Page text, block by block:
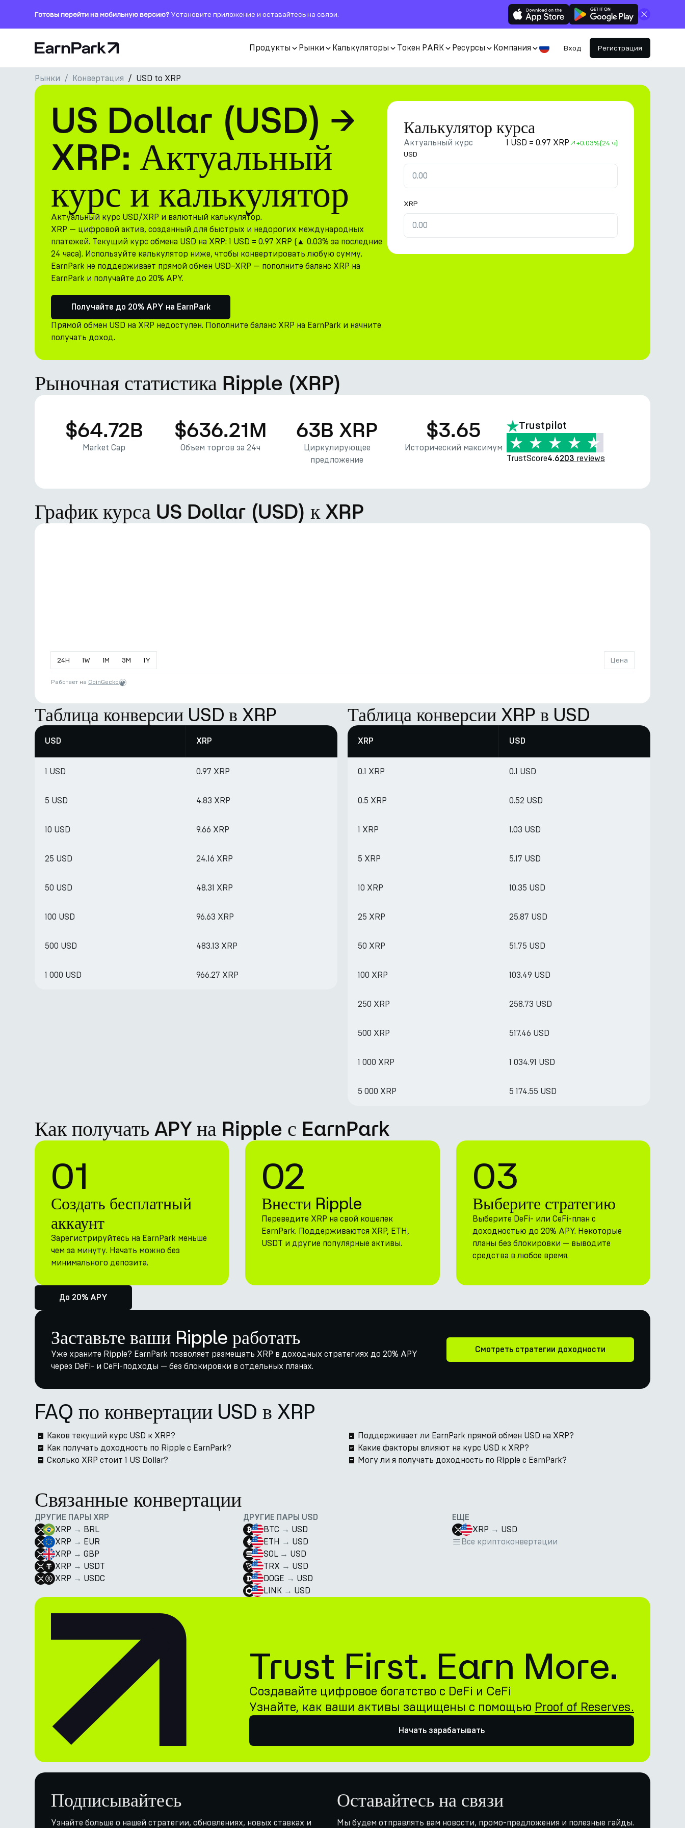
Готовы перейти на мобильную версию? Установите приложение и оставайтесь на связи. Закрыть
Главная страница Продукты Рынки Калькуляторы Токен PARK Ресурсы Компания Вход Регистрация
Продукты
Рынки
Калькуляторы
Токен PARK
Ресурсы
Компания
Рынки Конвертация USD to XRP
US Dollar (USD) →
XRP: Актуальный
курс и калькулятор
Актуальный курс USD/XRP и валютный калькулятор.
XRP — цифровой актив, созданный для быстрых и недорогих международных
платежей. Текущий курс обмена USD на XRP: 1 USD = 0.97 XRP (▲ 0.03% за последние
24 часа). Используйте калькулятор ниже, чтобы конвертировать любую сумму.
EarnPark не поддерживает прямой обмен USD–XRP — пополните баланс XRP на
EarnPark и получайте до 20% APY.
Получайте до 20% APY на EarnPark
Прямой обмен USD на XRP недоступен. Пополните баланс XRP на EarnPark и начните
получать доход.
Калькулятор курса
Актуальный курс 1 USD = 0.97 XRP +0.03%(24 ч)
USD
XRP
Рыночная статистика Ripple (XRP)
$64.72B
Market Cap
$636.21M
Объем торгов за 24ч
63B XRP
Циркулирующее
предложение
$3.65
Исторический максимум
Trustpilot
TrustScore4.6203 reviews
График курса US Dollar (USD) к XRP
24H 1W 1M 3M 1Y Цена
Работает на CoinGecko
Таблица конверсии USD в XRP
USD XRP
1 USD 0.97 XRP
5 USD 4.83 XRP
10 USD 9.66 XRP
25 USD 24.16 XRP
50 USD 48.31 XRP
100 USD 96.63 XRP
500 USD 483.13 XRP
1 000 USD 966.27 XRP
Таблица конверсии XRP в USD
XRP USD
0.1 XRP 0.1 USD
0.5 XRP 0.52 USD
1 XRP 1.03 USD
5 XRP 5.17 USD
10 XRP 10.35 USD
25 XRP 25.87 USD
50 XRP 51.75 USD
100 XRP 103.49 USD
250 XRP 258.73 USD
500 XRP 517.46 USD
1 000 XRP 1 034.91 USD
5 000 XRP 5 174.55 USD
Как получать APY на Ripple с EarnPark
01
Создать бесплатный
аккаунт
Зарегистрируйтесь на EarnPark меньше
чем за минуту. Начать можно без
минимального депозита.
02
Внести Ripple
Переведите XRP на свой кошелек
EarnPark. Поддерживаются XRP, ETH,
USDT и другие популярные активы.
03
Выберите стратегию
Выберите DeFi- или CeFi-план с
доходностью до 20% APY. Некоторые
планы без блокировки — выводите
средства в любое время.
До 20% APY
Заставьте ваши Ripple работать
Уже храните Ripple? EarnPark позволяет размещать XRP в доходных стратегиях до 20% APY
через DeFi- и CeFi-подходы — без блокировки в отдельных планах.
Смотреть стратегии доходности
FAQ по конвертации USD в XRP
Каков текущий курс USD к XRP?
Как получать доходность по Ripple с EarnPark?
Сколько XRP стоит 1 US Dollar?
Поддерживает ли EarnPark прямой обмен USD на XRP?
Какие факторы влияют на курс USD к XRP?
Могу ли я получать доходность по Ripple с EarnPark?
Связанные конвертации
ДРУГИЕ ПАРЫ XRP
XRP → BRL
XRP → EUR
XRP → GBP
XRP → USDT
XRP → USDC
ДРУГИЕ ПАРЫ USD
BTC → USD
ETH → USD
SOL → USD
TRX → USD
DOGE → USD
LINK → USD
ЕЩЕ
XRP → USD
Все криптоконвертации
Trust First. Earn More.
Создавайте цифровое богатство с DeFi и CeFi
Узнайте, как ваши активы защищены с помощью Proof of Reserves.
Начать зарабатывать
Подписывайтесь
Узнайте больше о нашей стратегии, обновлениях, новых ставках и
Оставайтесь на связи
Мы будем отправлять вам новости, промо-предложения и полезные гайды.